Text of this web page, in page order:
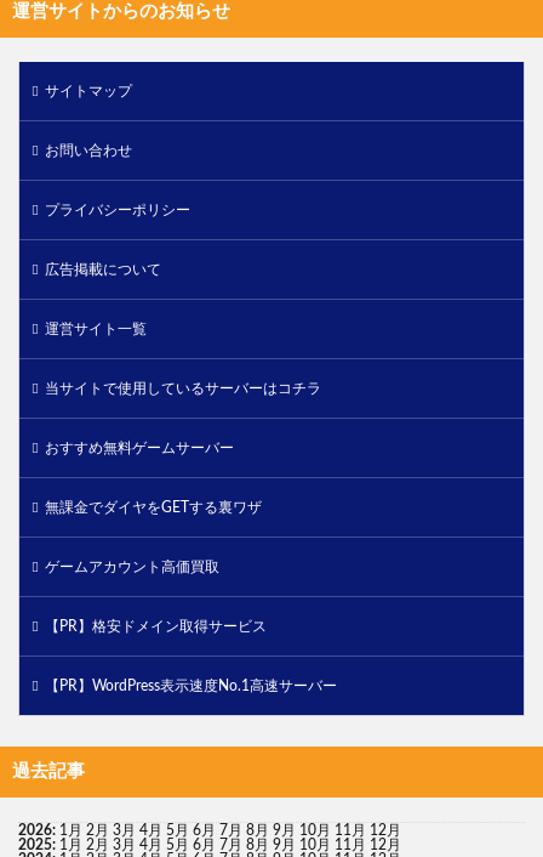
運営サイトからのお知らせ
サイトマップ
お問い合わせ
プライバシーポリシー
広告掲載について
運営サイト一覧
当サイトで使用しているサーバーはコチラ
おすすめ無料ゲームサーバー
無課金でダイヤをGETする裏ワザ
ゲームアカウント高価買取
【PR】格安ドメイン取得サービス
【PR】WordPress表示速度No.1高速サーバー
過去記事
2026: 1月 2月 3月 4月 5月 6月 7月 8月 9月 10月 11月 12月
2025: 1月 2月 3月 4月 5月 6月 7月 8月 9月 10月 11月 12月